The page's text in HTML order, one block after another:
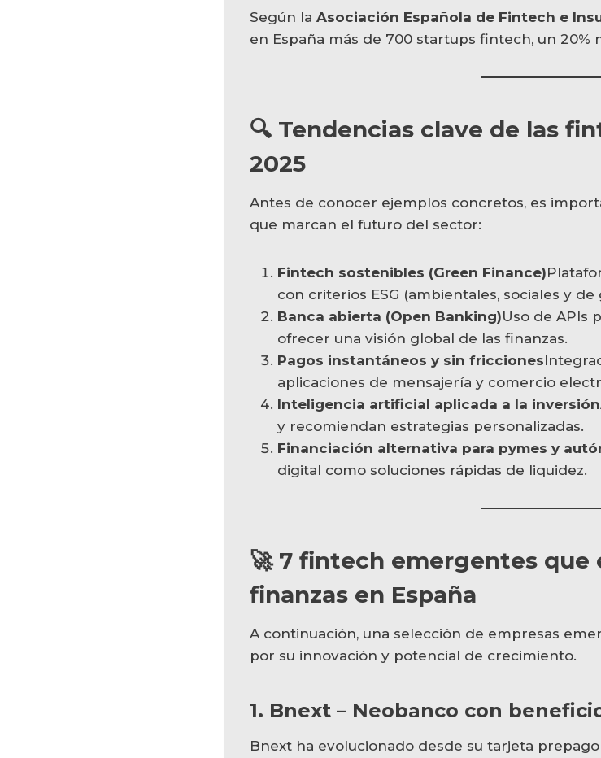
Según la Asociación Española de Fintech e
en España más de 700 startups fintech, un 20%
🔍 Tendencias clave de las
2025
Antes de conocer ejemplos concretos, es
que marcan el futuro del sector:
Fintech sostenibles (Green Finance)
con criterios ESG (ambientales, sociales y de
Banca abierta (Open Banking)Uso de APIs
ofrecer una visión global de las finanzas.
Pagos instantáneos y sin fricciones
aplicaciones de mensajería y comercio
Inteligencia artificial aplicada a la inversión
y recomiendan estrategias personalizadas.
Financiación alternativa para pymes y
digital como soluciones rápidas de liquidez.
🚀 7 fintech emergentes que
finanzas en España
A continuación, una selección de empresas
por su innovación y potencial de crecimiento.
1. Bnext – Neobanco con
Bnext ha evolucionado desde su tarjeta prepago